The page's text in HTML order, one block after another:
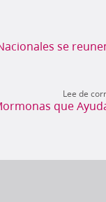
se
Lee de
que